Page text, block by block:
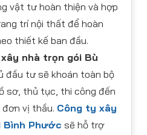
vật tư hoàn thiện và hợp
trí nội thất để hoàn
thiết kế ban đầu.
nhà trọn gói Bù
đầu tư sẽ khoán toàn bộ
sơ, thủ tục, thi công đến
vị thầu. Công ty xây
Bình Phước sẽ hỗ trợ